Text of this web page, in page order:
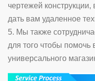
чертежей
дать вам удаленное
5. Мы также
для того чтобы
универсального